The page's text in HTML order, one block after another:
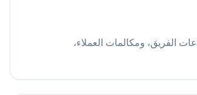
الفريق، ومكالمات العملاء،